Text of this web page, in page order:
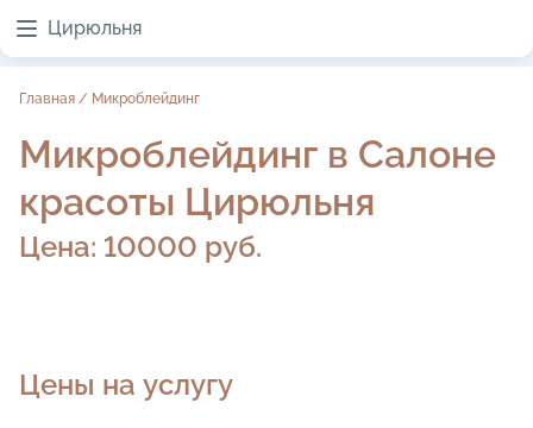
Цирюльня
Главная / Микроблейдинг
Микроблейдинг в Салоне
красоты Цирюльня
Цена: 10000 руб.
Цены на услугу